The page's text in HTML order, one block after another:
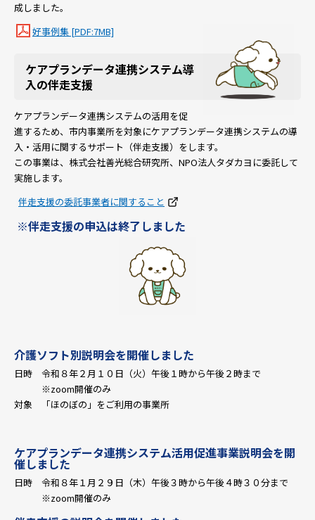
成しました。
好事例集 [PDF:7MB]
ケアプランデータ連携システム導
入の伴走支援
ケアプランデータ連携システムの活用を促
進するため、市内事業所を対象にケアプランデータ連携システムの導
入・活用に関するサポート（伴走支援）をします。
この事業は、株式会社善光総合研究所、NPO法人タダカヨに委託して
実施します。
伴走支援の委託事業者に関すること
※伴走支援の申込は終了しました
介護ソフト別説明会を開催しました
日時 令和８年２月１０日（火）午後１時から午後２時まで
※zoom開催のみ
対象 「ほのぼの」をご利用の事業所
ケアプランデータ連携システム活用促進事業説明会を開
催しました
日時 令和８年１月２９日（木）午後３時から午後４時３０分まで
※zoom開催のみ